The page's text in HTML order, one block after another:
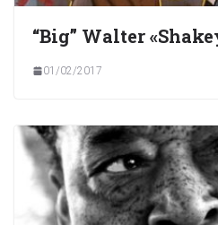
“Big” Walter
01/02/2017